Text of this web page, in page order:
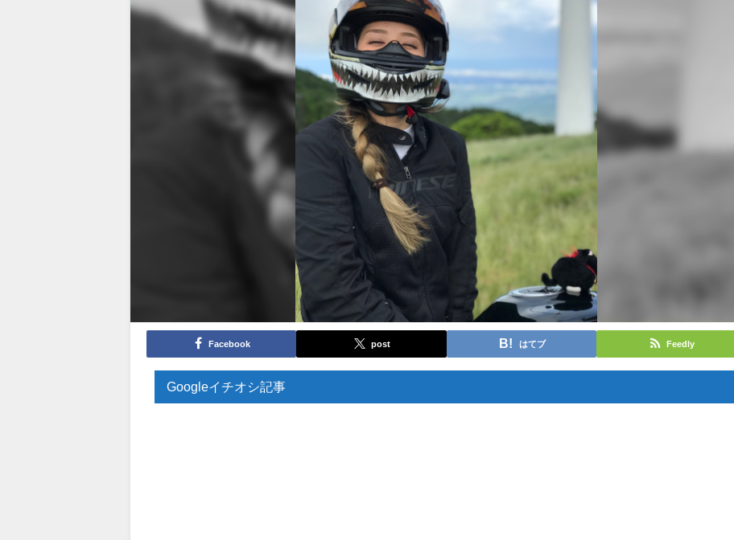
Facebook post はてブ Feedly
Googleイチオシ記事